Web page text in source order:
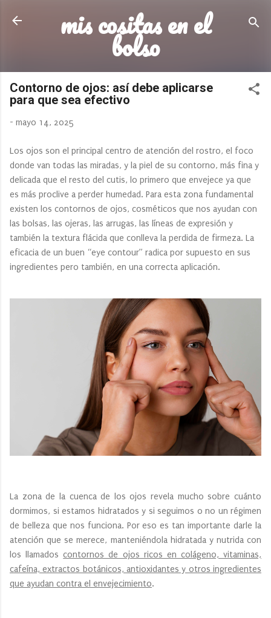
Ir al contenido principal
mis cositas en el
bolso
Contorno de ojos: así debe aplicarse
para que sea efectivo
- mayo 14, 2025
Los ojos son el principal centro de atención del rostro, el foco
donde van todas las miradas, y la piel de su contorno, más fina y
delicada que el resto del cutis, lo primero que envejece ya que
es más proclive a perder humedad. Para esta zona fundamental
existen los contornos de ojos, cosméticos que nos ayudan con
las bolsas, las ojeras, las arrugas, las líneas de expresión y
también la textura flácida que conlleva la perdida de firmeza. La
eficacia de un buen “eye contour” radica por supuesto en sus
ingredientes pero también, en una correcta aplicación.
La zona de la cuenca de los ojos revela mucho sobre cuánto
dormimos, si estamos hidratados y si seguimos o no un régimen
de belleza que nos funciona. Por eso es tan importante darle la
atención que se merece, manteniéndola hidratada y nutrida con
los llamadoscontornos de ojos ricos en colágeno, vitaminas,
cafeína, extractos botánicos, antioxidantes y otros ingredientes
que ayudan contra el envejecimiento.